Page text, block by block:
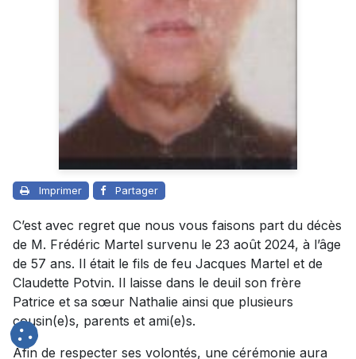
Imprimer Partager
C’est avec regret que nous vous faisons part du décès
de M. Frédéric Martel survenu le 23 août 2024, à l’âge
de 57 ans. Il était le fils de feu Jacques Martel et de
Claudette Potvin. Il laisse dans le deuil son frère
Patrice et sa sœur Nathalie ainsi que plusieurs
cousin(e)s, parents et ami(e)s.
Afin de respecter ses volontés, une cérémonie aura